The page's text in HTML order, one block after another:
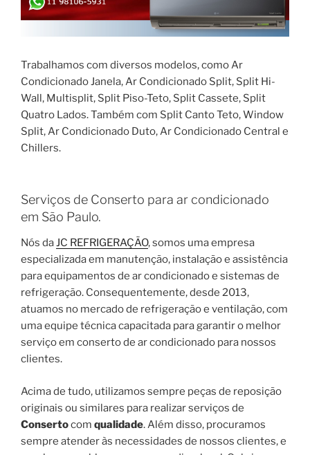
Trabalhamos com diversos modelos, como Ar
Condicionado Janela, Ar Condicionado Split, Split Hi-
Wall, Multisplit, Split Piso-Teto, Split Cassete, Split
Quatro Lados. Também com Split Canto Teto, Window
Split, Ar Condicionado Duto, Ar Condicionado Central e
Chillers.
Serviços de Conserto para ar condicionado
em São Paulo.
Nós daJC REFRIGERAÇÃO, somos uma empresa
especializada em manutenção, instalação e assistência
para equipamentos de ar condicionado e sistemas de
refrigeração. Consequentemente, desde 2013,
atuamos no mercado de refrigeração e ventilação, com
uma equipe técnica capacitada para garantir o melhor
serviço em conserto de ar condicionado para nossos
clientes.
Acima de tudo, utilizamos sempre peças de reposição
originais ou similares para realizar serviços de
Consertocom qualidade. Além disso, procuramos
sempre atender às necessidades de nossos clientes, e